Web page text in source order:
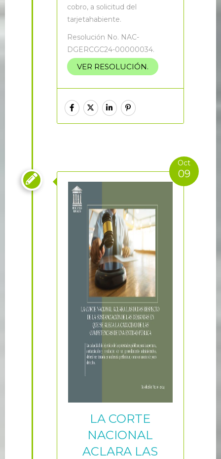
cobro, a solicitud del
tarjetahabiente.
Resolución No. NAC-
DGERCGC24-00000034.
VER RESOLUCIÓN.

LA CORTE
NACIONAL
ACLARA LAS
Oct
09